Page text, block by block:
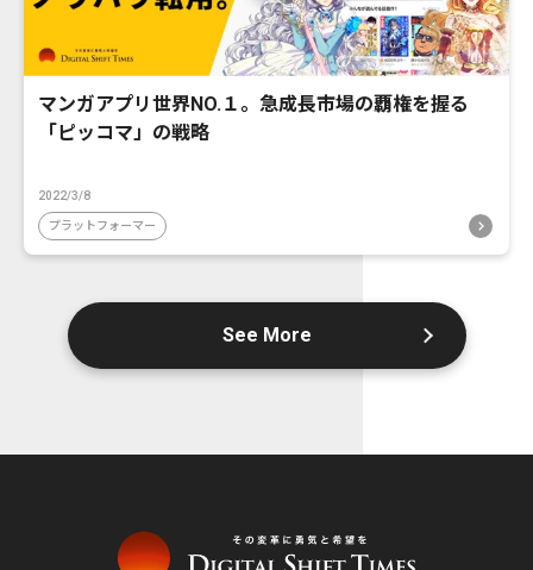
マンガアプリ世界NO.１。急成長市場の覇権を握る
「ピッコマ」の戦略
2022/3/8
プラットフォーマー
See More